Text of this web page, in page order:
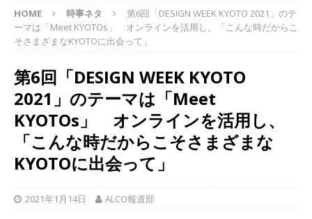
HOME 時事ネタ
第6回「DESIGN WEEK KYOTO 2021」のテ
ーマは「Meet KYOTOs」 オンラインを活用し、「こんな時だからこ
そさまざまなKYOTOに出会って」
第6回「DESIGN WEEK KYOTO
2021」のテーマは「Meet
KYOTOs」 オンラインを活用し、
「こんな時だからこそさまざまな
KYOTOに出会って」
2021年1月14日 ALCO報道部